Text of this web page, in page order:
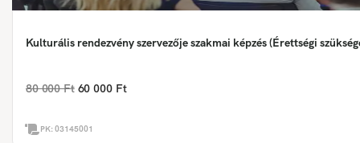
Kulturális rendezvény szervezője szakmai képzés (Érettségi
80 000 Ft 60 000 Ft
PK:03145001